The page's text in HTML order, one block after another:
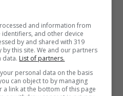
Olympic Stadium – Muse
nei formati:CD + DVD
,Diigitale, )
[testo, traduzione e video ufficiale
and information from
and other device
by and shared with 319
this site. We and our partners
data. List of partners.
personal data on the basis
can object to by managing
link at the bottom of this page